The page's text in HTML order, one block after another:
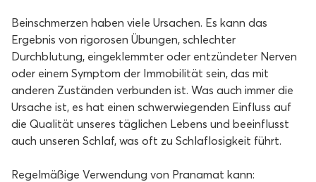
Beinschmerzen haben viele Ursachen. Es kann das
Ergebnis von rigorosen Übungen, schlechter
Durchblutung, eingeklemmter oder entzündeter Nerven
oder einem Symptom der Immobilität sein, das mit
anderen Zuständen verbunden ist. Was auch immer die
Ursache ist, es hat einen schwerwiegenden Einfluss auf
die Qualität unseres täglichen Lebens und beeinflusst
auch unseren Schlaf, was oft zu Schlaflosigkeit führt.
Regelmäßige Verwendung von Pranamat kann: